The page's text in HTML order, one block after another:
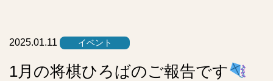
2025.01.11 イベント
1月の将棋ひろばのご報告です